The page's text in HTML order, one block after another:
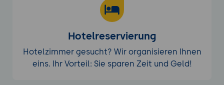
Hotelreservierung
Hotelzimmer gesucht? Wir organisieren Ihnen
eins. Ihr Vorteil: Sie sparen Zeit und Geld!